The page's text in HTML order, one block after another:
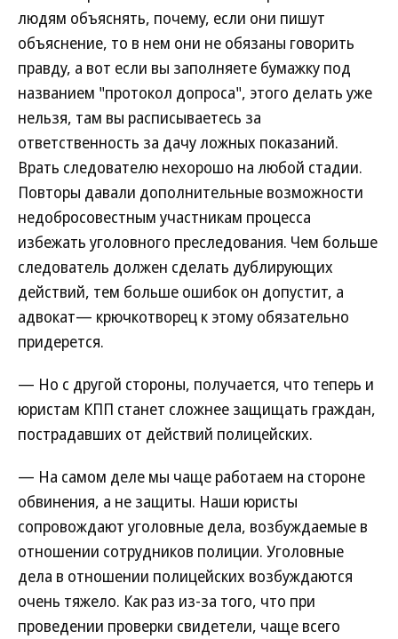
людям объяснять, почему, если они пишут
объяснение, то в нем они не обязаны говорить
правду, а вот если вы заполняете бумажку под
названием "протокол допроса", этого делать уже
нельзя, там вы расписываетесь за
ответственность за дачу ложных показаний.
Врать следователю нехорошо на любой стадии.
Повторы давали дополнительные возможности
недобросовестным участникам процесса
избежать уголовного преследования. Чем больше
следователь должен сделать дублирующих
действий, тем больше ошибок он допустит, а
адвокат— крючкотворец к этому обязательно
придерется.
— Но с другой стороны, получается, что теперь и
юристам КПП станет сложнее защищать граждан,
пострадавших от действий полицейских.
— На самом деле мы чаще работаем на стороне
обвинения, а не защиты. Наши юристы
сопровождают уголовные дела, возбуждаемые в
отношении сотрудников полиции. Уголовные
дела в отношении полицейских возбуждаются
очень тяжело. Как раз из-за того, что при
проведении проверки свидетели, чаще всего